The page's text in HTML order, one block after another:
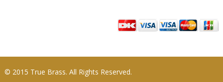
© 2015 True Brass. All Rights Reserved.